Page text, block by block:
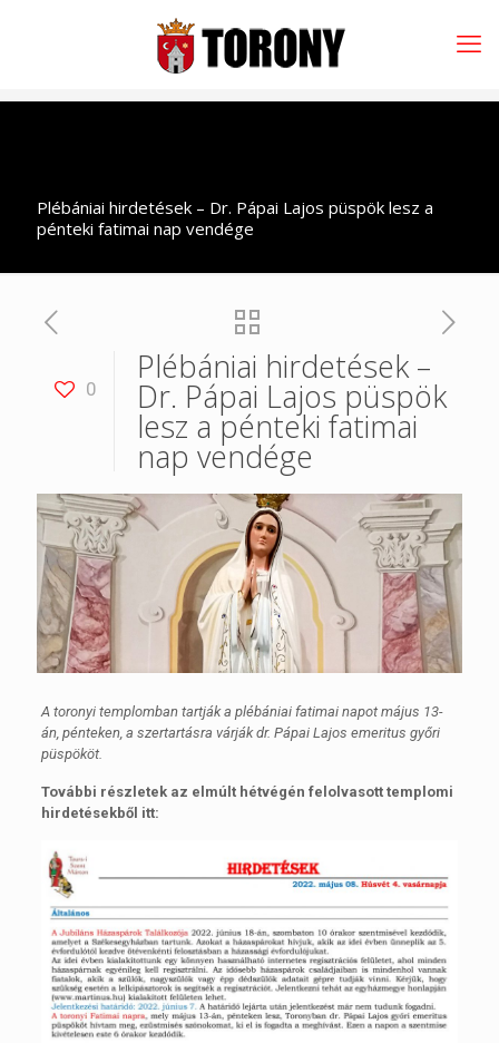
Plébániai hirdetések – Dr. Pápai Lajos püspök lesz a
pénteki fatimai nap vendége
0
Plébániai hirdetések –
Dr. Pápai Lajos püspök
lesz a pénteki fatimai
nap vendége
A toronyi templomban tartják a plébániai fatimai napot május 13-
án, pénteken, a szertartásra várják dr. Pápai Lajos emeritus győri
püspököt.
További részletek az elmúlt hétvégén felolvasott templomi
hirdetésekből itt: